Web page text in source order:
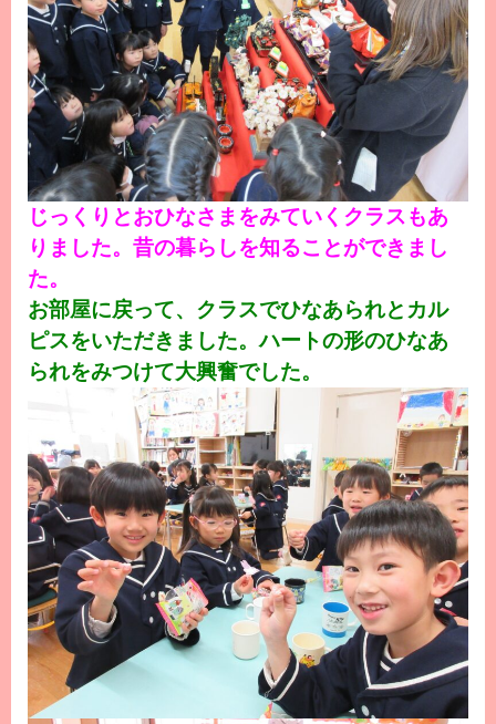
じっくりとおひなさまをみていくクラスもあ
りました。昔の暮らしを知ることができまし
た。
お部屋に戻って、クラスでひなあられとカル
ピスをいただきました。ハートの形のひなあ
られをみつけて大興奮でした。